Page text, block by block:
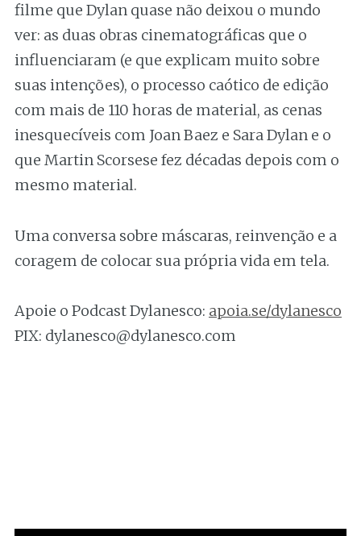
filme que Dylan quase não deixou o mundo
ver: as duas obras cinematográficas que o
influenciaram (e que explicam muito sobre
suas intenções), o processo caótico de edição
com mais de 110 horas de material, as cenas
inesquecíveis com Joan Baez e Sara Dylan e o
que Martin Scorsese fez décadas depois com o
mesmo material.
Uma conversa sobre máscaras, reinvenção e a
coragem de colocar sua própria vida em tela.
Apoie o Podcast Dylanesco: apoia.se/dylanesco
PIX: dylanesco@dylanesco.com